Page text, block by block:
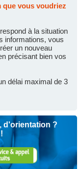
que vous voudriez
à la situation
informations, vous
un nouveau
précisant bien vos
délai maximal de 3
d'orientation ?